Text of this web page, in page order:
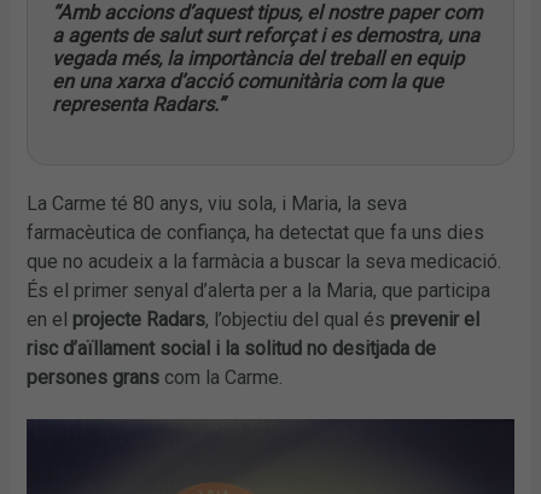
“Amb accions d’aquest tipus, el nostre paper com
a agents de salut surt reforçat i es demostra, una
vegada més, la importància del treball en equip
en una xarxa d’acció comunitària com la que
representa Radars.”
La Carme té 80 anys, viu sola, i Maria, la seva
farmacèutica de confiança, ha detectat que fa uns dies
que no acudeix a la farmàcia a buscar la seva medicació.
És el primer senyal d’alerta per a la Maria, que participa
en el projecte Radars, l’objectiu del qual és prevenir el
risc d’aïllament social i la solitud no desitjada de
persones grans com la Carme.